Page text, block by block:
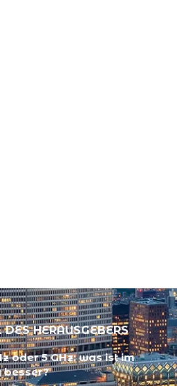
HERAUSGEBERS
oder 5 GHz: was ist im